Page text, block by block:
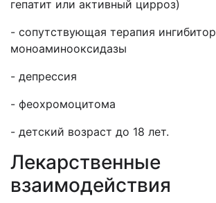
гепатит или активный цирроз)
- сопутствующая терапия
моноаминооксидазы
- депрессия
- феохромоцитома
- детский возраст до 18 лет.
Лекарственные
взаимодействия